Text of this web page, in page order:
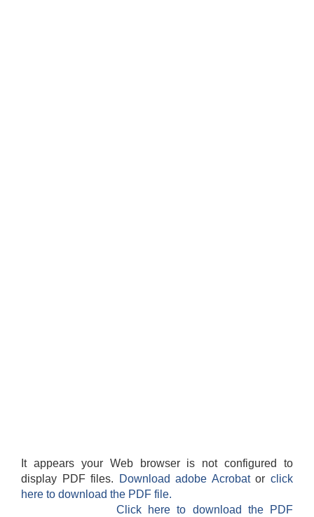
It appears your Web browser is not configured to
display PDF files.
Download adobe Acrobatorclick
here to download the PDF file.
Click here to download the PDF